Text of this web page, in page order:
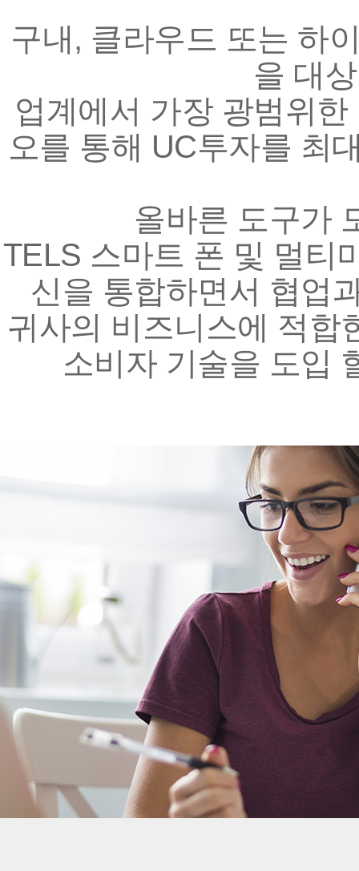
구내, 클라우드 또는 하
을 대
업계에서 가장 광범위
오를 통해 UC투자를 최
올바른 도구가
TELS 스마트 폰 및 멀티
신을 통합하면서 협업
귀사의 비즈니스에 적합
소비자 기술을 도입